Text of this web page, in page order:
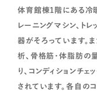
体育館棟1階にある冷
レーニングマシン、ト
器がそろっています。
析、骨格筋・体脂肪の
り、コンディションチ
されています。各自の